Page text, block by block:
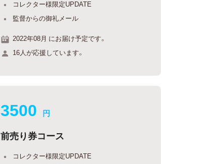
コレクター様限定UPDATE
監督からの御礼メール
2022年08月 にお届け予定です。
16人が応援しています。
3500 円
前売り券コース
コレクター様限定UPDATE